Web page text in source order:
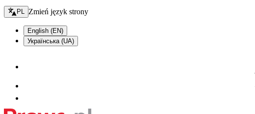
Zmień język - bieżący:
PL Zmień język strony
English (EN)
Українська (UA)